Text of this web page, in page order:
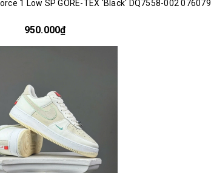
1 Low SP GORE-TEX 'Black' DQ7558-002 076079
950.000₫